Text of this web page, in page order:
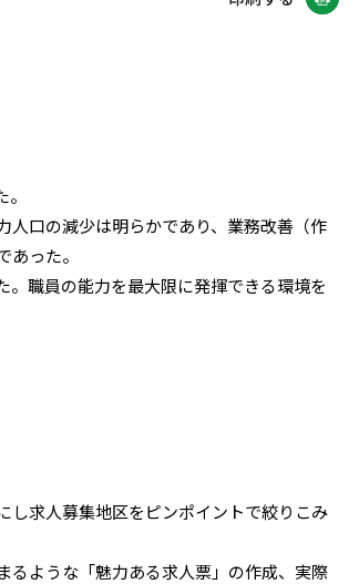
人口の減少は明らかであり、業務改善（作
った。
職員の能力を最大限に発揮できる環境を
し求人募集地区をピンポイントで絞りこみ
るような「魅力ある求人票」の作成、実際